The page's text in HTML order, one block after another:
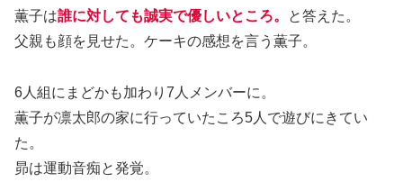
薫子は誰に対しても誠実で優しいところ。
と答えた。
父親も顔を見せた。ケーキの感想を言う薫子。
6人組にまどかも加わり7人メンバーに。
薫子が凛太郎の家に行っていたころ5人で遊びにきてい
た。
昴は運動音痴と発覚。